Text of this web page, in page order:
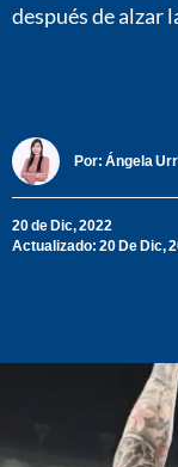
después de alzar
Por: Ángela
20 de Dic, 2022
Actualizado: 20 De Dic,